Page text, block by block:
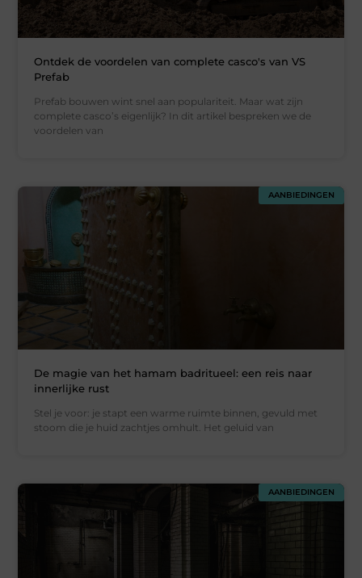
Ontdek de voordelen van complete casco's van VS
Prefab
Prefab bouwen wint snel aan populariteit. Maar wat zijn
complete casco’s eigenlijk? In dit artikel bespreken we de
voordelen van
AANBIEDINGEN
De magie van het hamam badritueel: een reis naar
innerlijke rust
Stel je voor: je stapt een warme ruimte binnen, gevuld met
stoom die je huid zachtjes omhult. Het geluid van
AANBIEDINGEN